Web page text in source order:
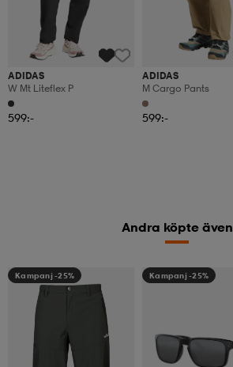
ADIDAS
W Mt Liteflex P
599:-
ADIDAS
M Cargo Pants
599:-
Andra köpte även
Kampanj -25% Kampanj -25%